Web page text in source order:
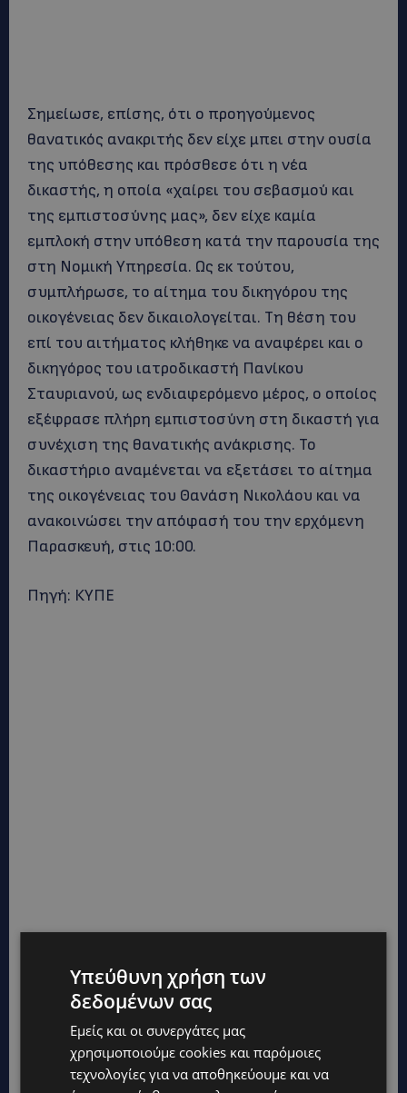
Σημείωσε, επίσης, ότι ο προηγούμενος
θανατικός ανακριτής δεν είχε μπει στην ουσία
της υπόθεσης και πρόσθεσε ότι η νέα
δικαστής, η οποία «χαίρει του σεβασμού και
της εμπιστοσύνης μας», δεν είχε καμία
εμπλοκή στην υπόθεση κατά την παρουσία της
στη Νομική Υπηρεσία. Ως εκ τούτου,
συμπλήρωσε, το αίτημα του δικηγόρου της
οικογένειας δεν δικαιολογείται. Τη θέση του
επί του αιτήματος κλήθηκε να αναφέρει και ο
δικηγόρος του ιατροδικαστή Πανίκου
Σταυριανού, ως ενδιαφερόμενο μέρος, ο οποίος
εξέφρασε πλήρη εμπιστοσύνη στη δικαστή για
συνέχιση της θανατικής ανάκρισης. Το
δικαστήριο αναμένεται να εξετάσει το αίτημα
της οικογένειας του Θανάση Νικολάου και να
ανακοινώσει την απόφασή του την ερχόμενη
Παρασκευή, στις 10:00.
Πηγή: ΚΥΠΕ
Υπεύθυνη χρήση των
δεδομένων σας
Εμείς και οι συνεργάτες μας
χρησιμοποιούμε cookies και παρόμοιες
τεχνολογίες για να αποθηκεύουμε και να